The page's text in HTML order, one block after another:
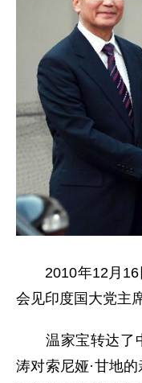
2010年12月16
会见印度国大党主
温家宝转达了中
涛对索尼娅·甘地